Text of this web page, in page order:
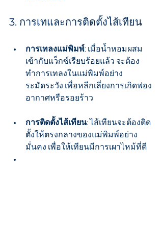
3. การเทและการติดตั้งไส้เทียน
การเทลงแม่พิมพ์: เมื่อน้ำหอมผสม
เข้ากับแว็กซ์เรียบร้อยแล้ว จะต้อง
ทำการเทลงในแม่พิมพ์อย่าง
ระมัดระวัง เพื่อหลีกเลี่ยงการเกิดฟอง
อากาศหรือรอยร้าว
การติดตั้งไส้เทียน: ไส้เทียนจะต้องติด
ตั้งให้ตรงกลางของแม่พิมพ์อย่าง
มั่นคง เพื่อให้เทียนมีการเผาไหม้ที่ดี